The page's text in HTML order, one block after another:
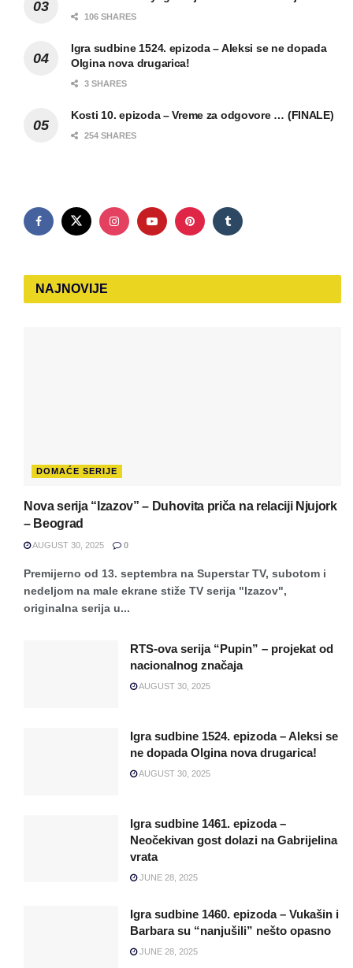
106 SHARES
Igra sudbine 1524. epizoda – Aleksi se ne dopada
Olgina nova drugarica!
3 SHARES
Kosti 10. epizoda – Vreme za odgovore … (FINALE)
254 SHARES
NAJNOVIJE
DOMAĆE SERIJE
Nova serija “Izazov” – Duhovita priča na relaciji Njujork
– Beograd
AUGUST 30, 2025 0
Premijerno od 13. septembra na Superstar TV, subotom i
nedeljom na male ekrane stiže TV serija "Izazov",
originalna serija u...
RTS-ova serija “Pupin” – projekat od
nacionalnog značaja
AUGUST 30, 2025
Igra sudbine 1524. epizoda – Aleksi se
ne dopada Olgina nova drugarica!
AUGUST 30, 2025
Igra sudbine 1461. epizoda –
Neočekivan gost dolazi na Gabrijelina
vrata
JUNE 28, 2025
Igra sudbine 1460. epizoda – Vukašin i
Barbara su “nanjušili” nešto opasno
JUNE 28, 2025